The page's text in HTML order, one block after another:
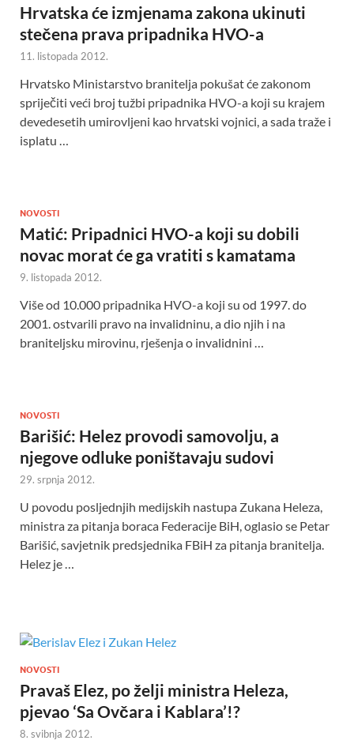
Hrvatska će izmjenama zakona ukinuti
stečena prava pripadnika HVO-a
11. listopada 2012.
Hrvatsko Ministarstvo branitelja pokušat će zakonom
spriječiti veći broj tužbi pripadnika HVO-a koji su krajem
devedesetih umirovljeni kao hrvatski vojnici, a sada traže i
isplatu …
NOVOSTI
Matić: Pripadnici HVO-a koji su dobili
novac morat će ga vratiti s kamatama
9. listopada 2012.
Više od 10.000 pripadnika HVO-a koji su od 1997. do
2001. ostvarili pravo na invalidninu, a dio njih i na
braniteljsku mirovinu, rješenja o invalidnini …
NOVOSTI
Barišić: Helez provodi samovolju, a
njegove odluke poništavaju sudovi
29. srpnja 2012.
U povodu posljednjih medijskih nastupa Zukana Heleza,
ministra za pitanja boraca Federacije BiH, oglasio se Petar
Barišić, savjetnik predsjednika FBiH za pitanja branitelja.
Helez je …
NOVOSTI
Pravaš Elez, po želji ministra Heleza,
pjevao ‘Sa Ovčara i Kablara’!?
8. svibnja 2012.